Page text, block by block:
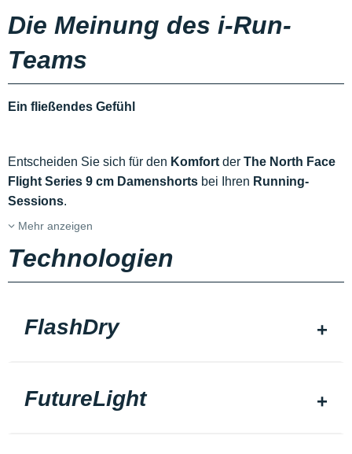
Die Meinung des i-Run-
Teams
Ein fließendes Gefühl
Entscheiden Sie sich für den Komfort der The North Face
Flight Series 9 cm Damenshorts bei Ihren Running-
Sessions.
Mehr anzeigen
Technologien
FlashDry
FutureLight